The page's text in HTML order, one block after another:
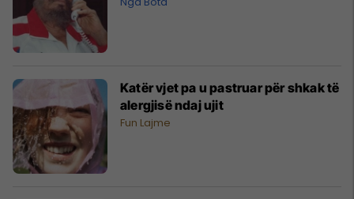
Katër vjet pa u pastruar për shkak të
alergjisë ndaj ujit
Fun Lajme